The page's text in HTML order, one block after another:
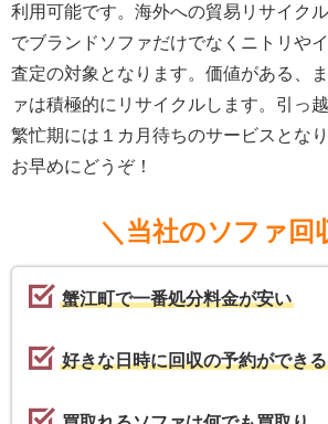
利用可能です。海外への貿易リサイク
でブランドソファだけでなくニトリや
査定の対象となります。価値がある、
ァは積極的にリサイクルします。引っ
繁忙期には１カ月待ちのサービスとな
お早めにどうぞ！
＼当社のソファ回
蟹江町で一番処分料金が安い
好きな日時に回収の予約ができる